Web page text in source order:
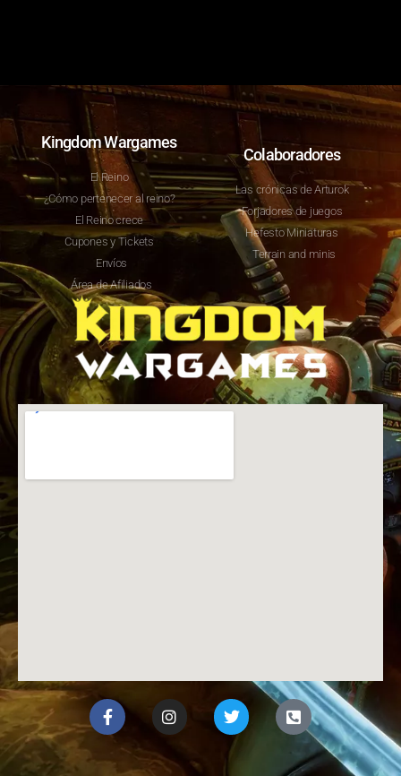
Kingdom Wargames
El Reino
¿Cómo pertenecer al reino?
El Reino crece
Cupones y Tickets
Envíos
Área de Afiliados
Colaboradores
Las crónicas de Arturok
Forjadores de juegos
Hefesto Miniaturas
Terrain and minis